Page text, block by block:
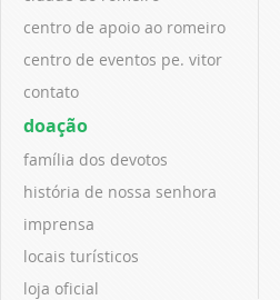
centro de apoio ao romeiro
centro de eventos pe. vitor
contato
doação
família dos devotos
história de nossa senhora
imprensa
locais turísticos
loja oficial